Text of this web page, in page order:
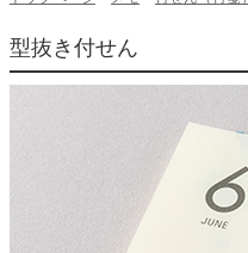
型抜き付せん